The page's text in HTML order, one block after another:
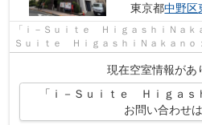
東京都中野区
「ｉ－Ｓｕｉｔｅ ＨｉｇａｓｈｉＮａｋ
Ｓｕｉｔｅ ＨｉｇａｓｈｉＮａｋａｎｏ
現在空室情報があ
「ｉ－Ｓｕｉｔｅ Ｈｉｇａｓ
お問い合わせ